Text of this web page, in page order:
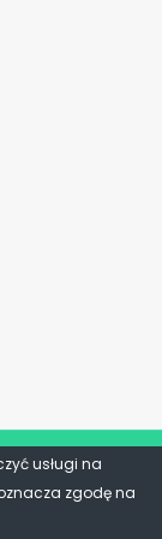
usługi na
zgodę na